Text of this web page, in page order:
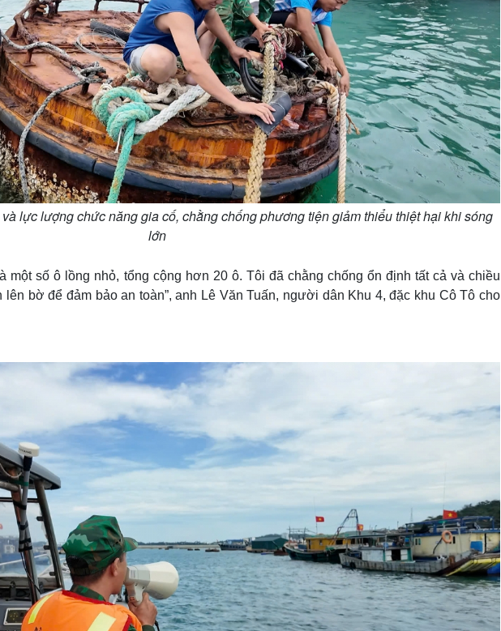
e
lực lượng chức năng gia cố, chằng chống phương tiện giảm thiểu thiệt hại khi sóng
lớn
một số ô lồng nhỏ, tổng cộng hơn 20 ô. Tôi đã chằng chống ổn định tất cả và chiều
bờ để đảm bảo an toàn”, anh Lê Văn Tuấn, người dân Khu 4, đặc khu Cô Tô cho